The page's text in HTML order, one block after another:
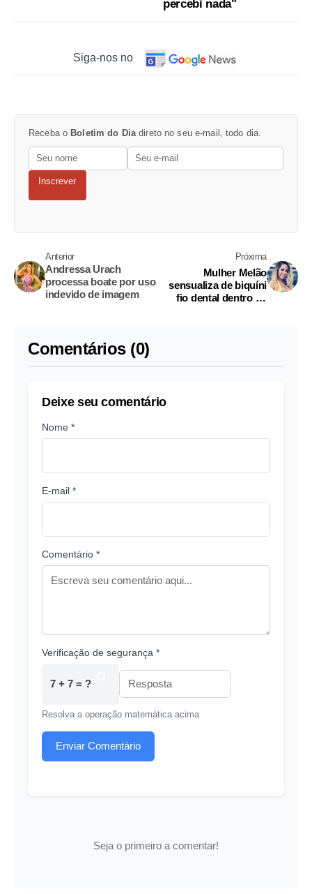
percebi nada"
Siga-nos no
Receba o Boletim do Diadireto no seu e-mail, todo dia.
Inscrever
Anterior
Andressa Urach
processa boate por uso
indevido de imagem
Próxima
Mulher Melão
sensualiza de biquíni
fio dental dentro de
Comentários (0)
Deixe seu comentário
Nome *
E-mail *
Comentário *
Verificação de segurança *
7 + 7 = ?
Resolva a operação matemática acima
Enviar Comentário
Seja o primeiro a comentar!